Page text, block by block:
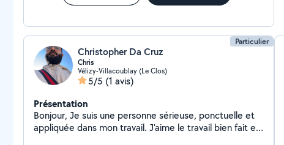
Particulier
Christopher Da Cruz
Chris
Vélizy-Villacoublay (Le Clos)
5/5 (1 avis)
Présentation
Bonjour, Je suis une personne sérieuse, ponctuelle et
appliquée dans mon travail. J'aime le travail bien fait et